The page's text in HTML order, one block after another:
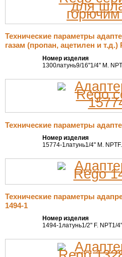
Технические параметры
газам (пропан, ацетилен и т.д.)
Номер изделия
1300латунь9/16"1/4" M. NPT
Технические параметры
Номер изделия
15774-1 латунь1/4" M. NPT
Технические параметры
1494-1
Номер изделия
1494-1латунь1/2" F. NPT1/